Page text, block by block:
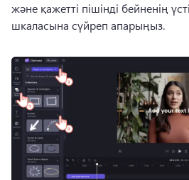
және қажетті пішінді бейненің
шкаласына сүйреп апарыңыз.